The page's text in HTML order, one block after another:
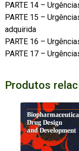
PARTE 14 –
PARTE 15 –
adquirida
PARTE 16 –
PARTE 17 –
Produtos